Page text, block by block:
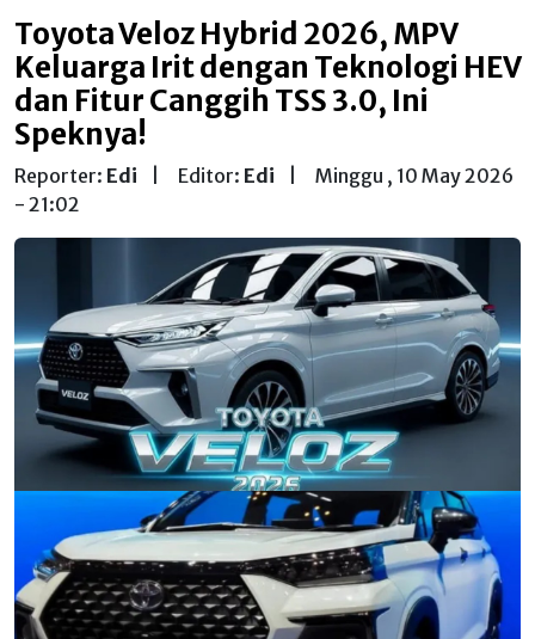
Toyota Veloz Hybrid 2026, MPV
Keluarga Irit dengan Teknologi HEV
dan Fitur Canggih TSS 3.0, Ini
Speknya!
Reporter: Edi Editor: Edi
Minggu , 10 May 2026
- 21:02